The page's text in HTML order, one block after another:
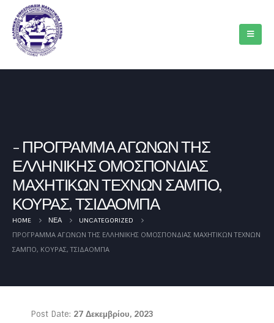
ΠΡΟΓΡΑΜΜΑ ΑΓΩΝΩΝ ΤΗΣ
ΕΛΛΗΝΙΚΗΣ ΟΜΟΣΠΟΝΔΙΑΣ
ΜΑΧΗΤΙΚΩΝ ΤΕΧΝΩΝ ΣΑΜΠΟ,
ΚΟΥΡΑΣ, ΤΣΙΔΑΟΜΠΑ
HOME ΝΈΑ UNCATEGORIZED
ΠΡΟΓΡΑΜΜΑ ΑΓΩΝΩΝ ΤΗΣ ΕΛΛΗΝΙΚΗΣ ΟΜΟΣΠΟΝΔΙΑΣ ΜΑΧΗΤΙΚΩΝ ΤΕΧΝΩΝ
ΣΑΜΠΟ, ΚΟΥΡΑΣ, ΤΣΙΔΑΟΜΠΑ
Post Date: 27 Δεκεμβρίου, 2023